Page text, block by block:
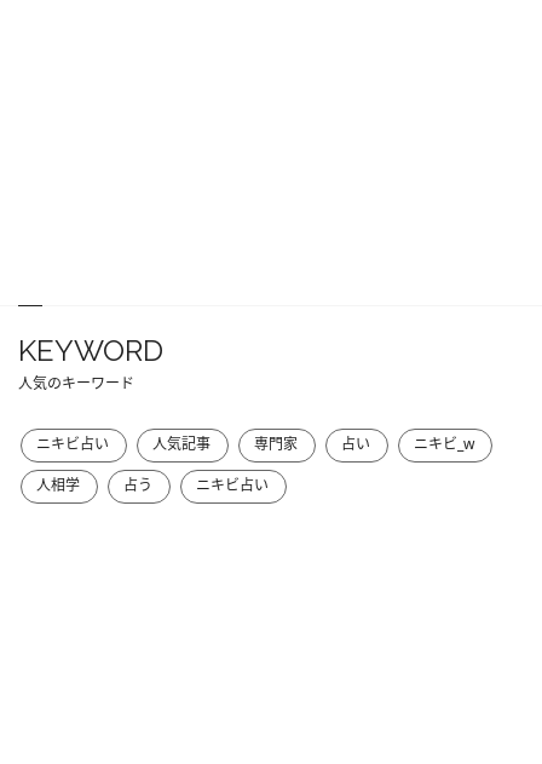
KEYWORD
人気のキーワード
ニキビ占い 人気記事 専門家 占い
ニキビ_w
人相学
占う ニキビ占い